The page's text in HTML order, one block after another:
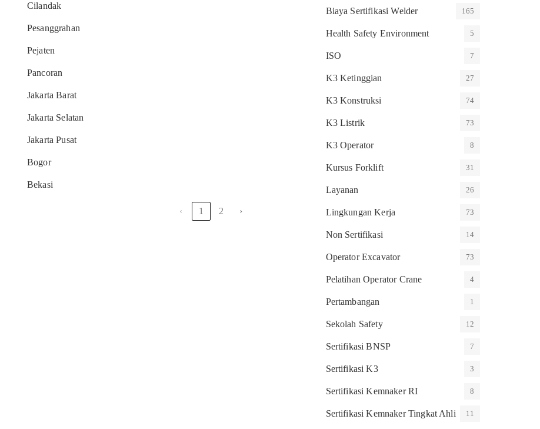
Cilandak
Pesanggrahan
Pejaten
Pancoran
Jakarta Barat
Jakarta Selatan
Jakarta Pusat
Bogor
Bekasi
‹ 1 2 ›
Biaya Sertifikasi Welder 165
Health Safety Environment 5
ISO 7
K3 Ketinggian 27
K3 Konstruksi 74
K3 Listrik 73
K3 Operator 8
Kursus Forklift 31
Layanan 26
Lingkungan Kerja 73
Non Sertifikasi 14
Operator Excavator 73
Pelatihan Operator Crane 4
Pertambangan 1
Sekolah Safety 12
Sertifikasi BNSP 7
Sertifikasi K3 3
Sertifikasi Kemnaker RI 8
Sertifikasi Kemnaker Tingkat Ahli 11